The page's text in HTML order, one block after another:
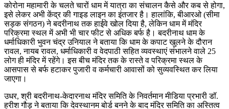
कोरोना महामारी के चलते चारों धाम में यात्रा का संचालन कैसे और कब से होगा,
इसे लेकर अभी केंद्र की गाइड लाइन का इंतजार है। हालांकि, बीआरओ (सीमा
सड़क संगठन) ने बदरीनाथ तक हाईवे खोल दिया है, लेकिन धाम में मंदिर
परिक्रमा स्थल में अभी भी चार फीट से अधिक बर्फ है। बदरीनाथ धाम के
धर्माधिकारी भुवन चंद्र उनियाल ने बताया कि धाम के कपाट खुलने के दौरान
रावल, नायब रावल, धर्माधिकारी व वेदपाठी सहित व्यवस्थाएं संभालने वाले 25
लोग ही मंदिर में रहेंगे। इस बीच मंदिर तक के रास्ते व परिक्रमा स्थल के
आसपास से बर्फ हटाकर पुजारी व कर्मचारी आवासों को सुव्यवस्थित कर लिया
जाएगा।
उधर, श्री बदरीनाथ-केदारनाथ मंदिर समिति के निवर्तमान मीडिया प्रभारी डॉ.
हरीश गौड़ ने बताया कि देवस्थानम बोर्ड बनने के बाद मंदिर समिति का अस्तित्व